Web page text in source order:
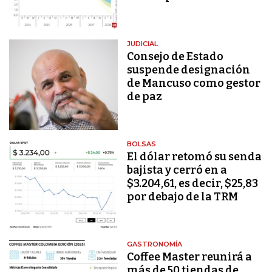
JUDICIAL
Consejo de Estado
suspende designación
de Mancuso como gestor
de paz
BOLSAS
El dólar retomó su senda
bajista y cerró en a
$3.204,61, es decir, $25,83
por debajo de la TRM
GASTRONOMÍA
Coffee Master reunirá a